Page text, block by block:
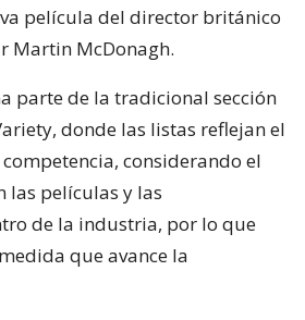
película del director británico
Martin McDonagh.
parte de la tradicional sección
donde las listas reflejan el
considerando el
las películas y las
de la industria, por lo que
que avance la